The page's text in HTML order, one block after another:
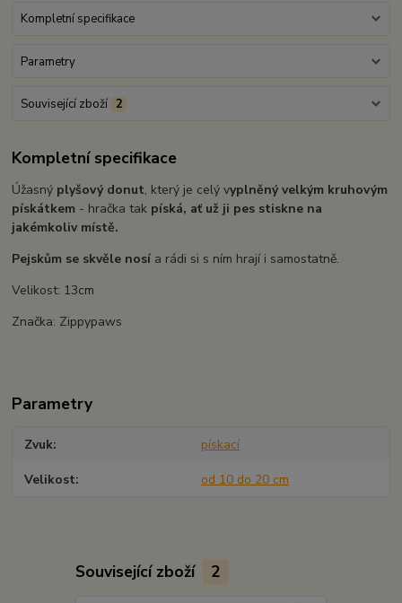
Kompletní specifikace
Parametry
Související zboží 2
Kompletní specifikace
Úžasný plyšový donut, který je celý vyplněný velkým kruhovým
pískátkem - hračka tak píská, ať už ji pes stiskne na
jakémkoliv místě.
Pejskům se skvěle nosí a rádi si s ním hrají i samostatně.
Velikost: 13cm
Značka: Zippypaws
Parametry
Zvuk pískací
Velikost od 10 do 20 cm
Související zboží 2